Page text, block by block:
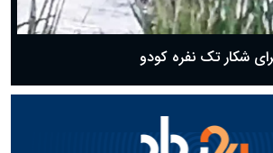
شکار تک نفره کودو